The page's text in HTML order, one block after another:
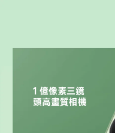
1 億像素三鏡
頭高畫質相機